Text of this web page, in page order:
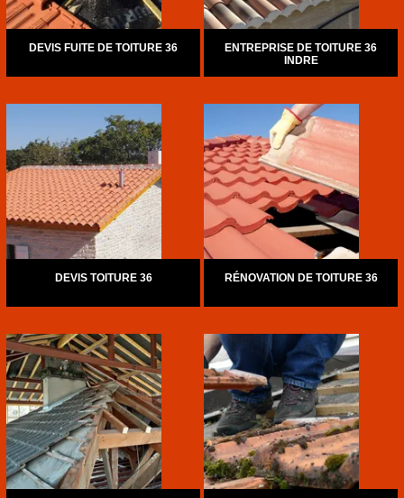
DEVIS FUITE DE TOITURE 36
ENTREPRISE DE TOITURE 36
INDRE
DEVIS TOITURE 36 RÉNOVATION DE TOITURE 36